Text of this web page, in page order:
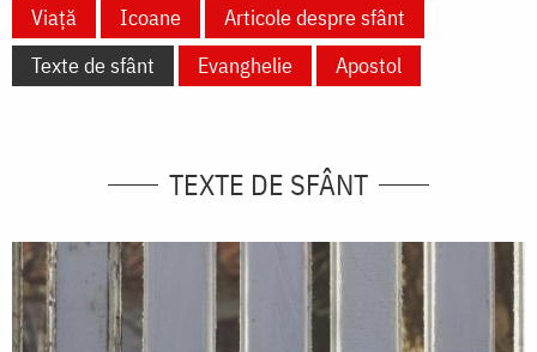
Viață Icoane
Articole despre sfânt
Texte de sfânt
Evanghelie Apostol
TEXTE DE SFÂNT